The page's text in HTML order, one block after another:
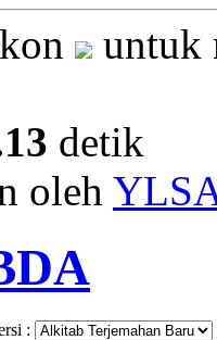
untuk
detik
oleh
: